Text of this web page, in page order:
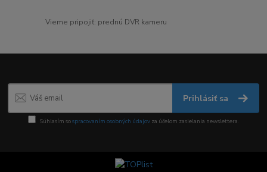
Vieme pripojiť: prednú DVR kameru
Prihlásiť sa
Súhlasím sospracovaním osobných údajov za účelom zasielania newslettera.